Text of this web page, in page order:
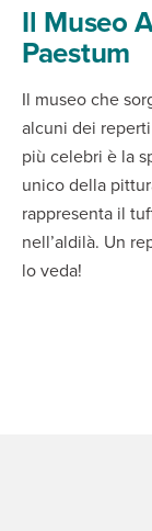
Il Museo
Paestum
Il museo che
alcuni dei
più celebri è la
unico della
rappresenta il
nell’aldilà. Un
lo veda!